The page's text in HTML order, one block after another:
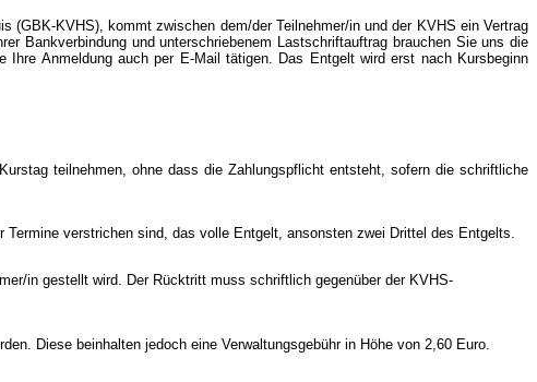
(GBK-KVHS), kommt zwischen dem/der Teilnehmer/in und der KVHS ein Vertrag
Bankverbindung und unterschriebenem Lastschriftauftrag brauchen Sie uns die
Anmeldung auch per E-Mail tätigen. Das Entgelt wird erst nach Kursbeginn
teilnehmen, ohne dass die Zahlungspflicht entsteht, sofern die schriftliche
verstrichen sind, das volle Entgelt, ansonsten zwei Drittel des Entgelts.
in gestellt wird. Der Rücktritt muss schriftlich gegenüber der KVHS-
Diese beinhalten jedoch eine Verwaltungsgebühr in Höhe von 2,60 Euro.